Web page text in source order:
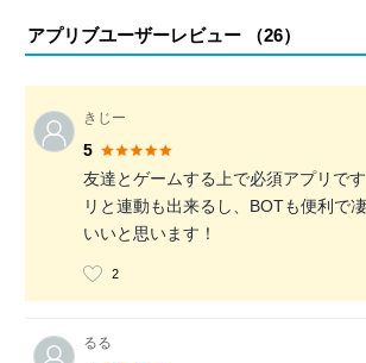
アプリブユーザーレビュー （26）
きじー
5
友達とゲームする上で必須アプリで
リと連動も出来るし、BOTも便利で
いいと思います！
2
るる